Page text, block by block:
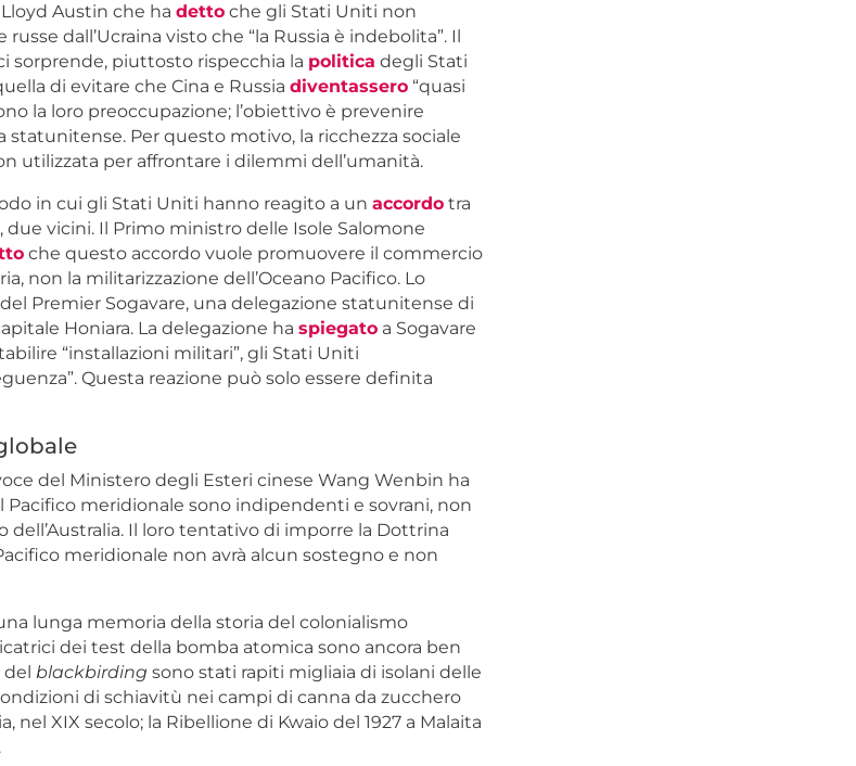
Austin che ha dettoche gli Stati Uniti non
dall’Ucraina visto che “la Russia è indebolita”. Il
sorprende, piuttosto rispecchia la politica degli Stati
di evitare che Cina e Russia diventassero“quasi
la loro preoccupazione; l’obiettivo è prevenire
statunitense. Per questo motivo, la ricchezza sociale
utilizzata per affrontare i dilemmi dell’umanità.
in cui gli Stati Uniti hanno reagito a un accordotra
due vicini. Il Primo ministro delle Isole Salomone
che questo accordo vuole promuovere il commercio
non la militarizzazione dell’Oceano Pacifico. Lo
Premier Sogavare, una delegazione statunitense di
Honiara. La delegazione ha spiegatoa Sogavare
“installazioni militari”, gli Stati Uniti
Questa reazione può solo essere definita
del Ministero degli Esteri cinese Wang Wenbin ha
Pacifico meridionale sono indipendenti e sovrani, non
Il loro tentativo di imporre la Dottrina
meridionale non avrà alcun sostegno e non
lunga memoria della storia del colonialismo
dei test della bomba atomica sono ancora ben
blackbirding sono stati rapiti migliaia di isolani delle
di schiavitù nei campi di canna da zucchero
nel XIX secolo; la Ribellione di Kwaio del 1927 a Malaita